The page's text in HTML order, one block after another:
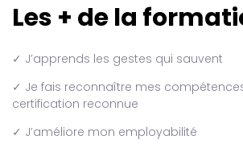
Les + de la
✓ J’apprends les gestes qui sauvent
✓ Je fais reconnaître mes
certification reconnue
✓ J’améliore mon employabilité